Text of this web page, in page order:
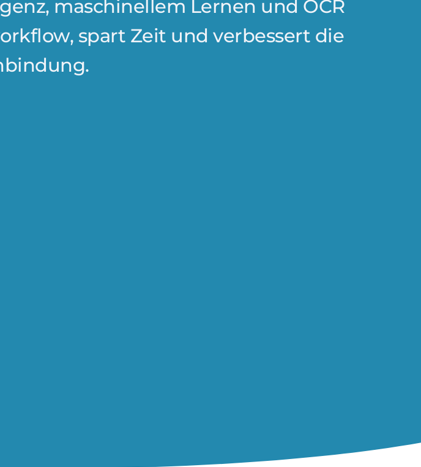
maschinellem Lernen und OCR
spart Zeit und verbessert die